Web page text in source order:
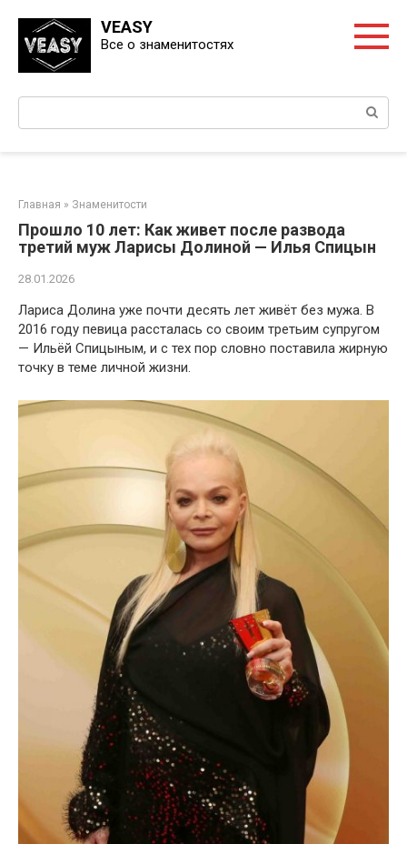
контенту
VEASY
Все о знаменитостях
Главная » Знаменитости
Прошло 10 лет: Как живет после развода
третий муж Ларисы Долиной — Илья Спицын
28.01.2026
Лариса Долина уже почти десять лет живёт без мужа. В
2016 году певица рассталась со своим третьим супругом
— Ильёй Спицыным, и с тех пор словно поставила жирную
точку в теме личной жизни.